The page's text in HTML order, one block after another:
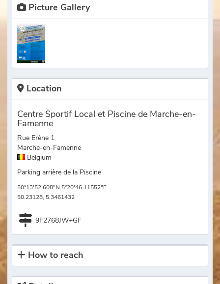
Picture Gallery
Location
Centre Sportif Local et Piscine de Marche-en-
Famenne
Rue Erène 1
Marche-en-Famenne
Belgium
Parking arrière de la Piscine
50°13'52.608"N 5°20'46.11552"E
50.23128, 5.3461432
9F2768JW+GF
How to reach